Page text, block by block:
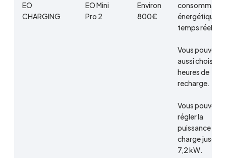
EO
CHARGING
EO Mini
Pro 2
Environ
800€
énergétique
temps réel.
Vous pouvez
aussi choisir
heures de
recharge.
Vous pouvez
régler la
puissance de
charge jusqu’à
7,2 kW.